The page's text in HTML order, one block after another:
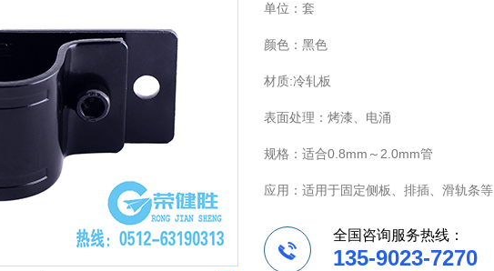
单位：套
颜色：黑色
材质:冷轧板
表面处理：烤漆、电涌
规格：适合0.8mm～2.0mm管
应用：适用于固定侧板、排插、滑轨条等
全国咨询服务热线：
135-9023-7270